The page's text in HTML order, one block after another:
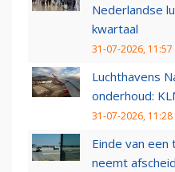
Nederlandse
kwartaal
31-07-2026, 11:57
Luchthavens
onderhoud:
31-07-2026, 11:28
Einde van een
neemt